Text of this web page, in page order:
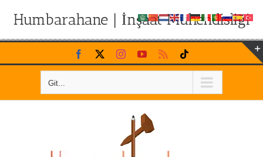
Humbarahane | İnşaat Mühendisliği
Skip
to
Facebook InstagramYouTubeRss
Git...